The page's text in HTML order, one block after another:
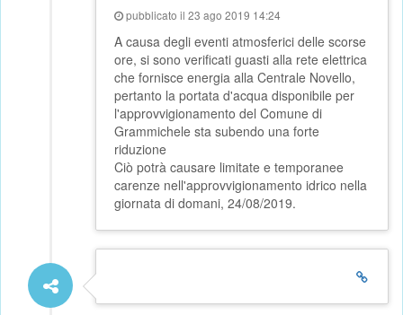
pubblicato il 23 ago 2019 14:24
A causa degli eventi atmosferici delle scorse
ore, si sono verificati guasti alla rete elettrica
che fornisce energia alla Centrale Novello,
pertanto la portata d'acqua disponibile per
l'approvvigionamento del Comune di
Grammichele sta subendo una forte
riduzione
Ciò potrà causare limitate e temporanee
carenze nell'approvvigionamento idrico nella
giornata di domani, 24/08/2019.